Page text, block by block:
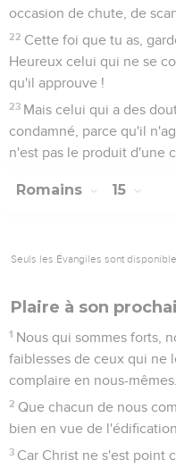
occasion de chute, de
22 Cette foi que tu as,
Heureux celui qui ne se
qu'il approuve !
23 Mais celui qui a des
condamné, parce qu'il
n'est pas le produit d'une
Romains 15
Seuls les Évangiles sont
Plaire à son
1 Nous qui sommes forts,
faiblesses de ceux qui ne
complaire en nous-mêmes.
2 Que chacun de nous
bien en vue de l'édification.
3 Car Christ ne s'est point